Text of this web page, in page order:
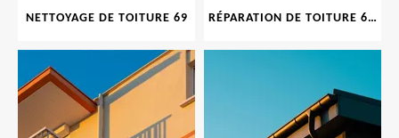
NETTOYAGE DE TOITURE 69 RÉPARATION DE TOITURE 69 RHONE, TUILES CASSÉES OU ABIMÉES